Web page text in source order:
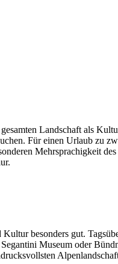
Landschaft als
Für einen Urlaub zu
Mehrsprachigkeit
besonders gut.
Museum oder